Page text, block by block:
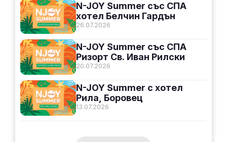
26.07.2026
N-JOY Summer със СПА
хотел Белчин Гардън
20.07.2026
N-JOY Summer със СПА
Ризорт Св. Иван Рилски
13.07.2026
N-JOY Summer с хотел
Рила, Боровец